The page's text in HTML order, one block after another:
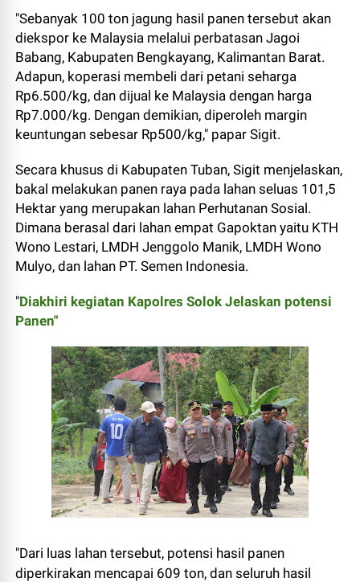
"Sebanyak 100 ton jagung hasil panen tersebut akan
diekspor ke Malaysia melalui perbatasan Jagoi
Babang, Kabupaten Bengkayang, Kalimantan Barat.
Adapun, koperasi membeli dari petani seharga
Rp6.500/kg, dan dijual ke Malaysia dengan harga
Rp7.000/kg. Dengan demikian, diperoleh margin
keuntungan sebesar Rp500/kg," papar Sigit.
Secara khusus di Kabupaten Tuban, Sigit menjelaskan,
bakal melakukan panen raya pada lahan seluas 101,5
Hektar yang merupakan lahan Perhutanan Sosial.
Dimana berasal dari lahan empat Gapoktan yaitu KTH
Wono Lestari, LMDH Jenggolo Manik, LMDH Wono
Mulyo, dan lahan PT. Semen Indonesia.
"Diakhiri kegiatan Kapolres Solok Jelaskan potensi
Panen"
"Dari luas lahan tersebut, potensi hasil panen
diperkirakan mencapai 609 ton, dan seluruh hasil